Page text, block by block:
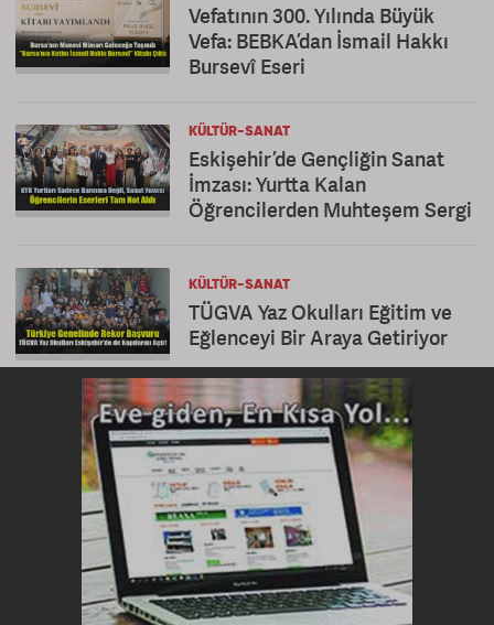
Vefatının 300. Yılında Büyük
Vefa: BEBKA’dan İsmail Hakkı
Bursevî Eseri
KÜLTÜR-SANAT
Eskişehir’de Gençliğin Sanat
İmzası: Yurtta Kalan
Öğrencilerden Muhteşem Sergi
KÜLTÜR-SANAT
TÜGVA Yaz Okulları Eğitim ve
Eğlenceyi Bir Araya Getiriyor